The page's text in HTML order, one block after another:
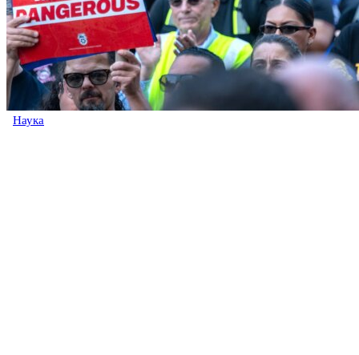
Наука